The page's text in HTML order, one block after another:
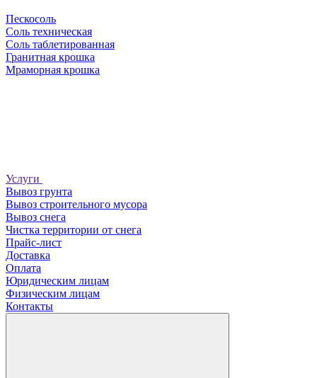
Пескосоль
Соль техническая
Соль таблетированная
Гранитная крошка
Мраморная крошка
Услуги
Вывоз грунта
Вывоз строительного мусора
Вывоз снега
Чистка территории от снега
Прайс-лист
Доставка
Оплата
Юридическим лицам
Физическим лицам
Контакты